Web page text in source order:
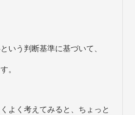
いう判断基準に基づいて、
。
くよく考えてみると、ちょっと